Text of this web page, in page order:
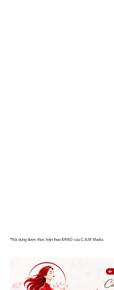
*Nội dung được thực hiện theo ĐKKD của C.A.M Media